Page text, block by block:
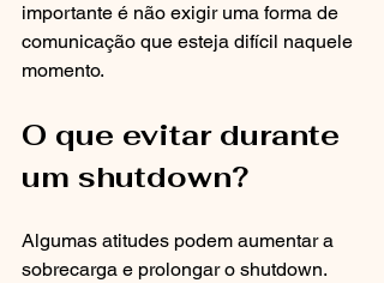
importante é não exigir uma forma de
comunicação que esteja difícil naquele
momento.
O que evitar durante
um shutdown?
Algumas atitudes podem aumentar a
sobrecarga e prolongar o shutdown.